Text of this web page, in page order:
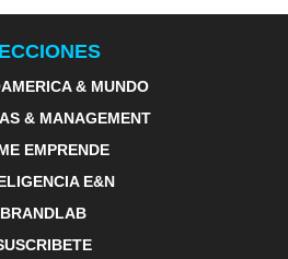
& MUNDO
& MANAGEMENT
EMPRENDE
E&N
BRANDLAB